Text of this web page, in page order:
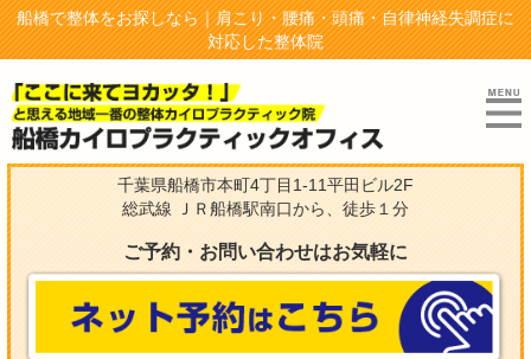
船橋で整体をお探しなら｜肩こり・腰痛・頭痛・自律神経失調症に
対応した整体院
千葉県船橋市本町4丁目1-11平田ビル2F
総武線 ＪＲ船橋駅南口から、徒歩１分
ご予約・お問い合わせはお気軽に